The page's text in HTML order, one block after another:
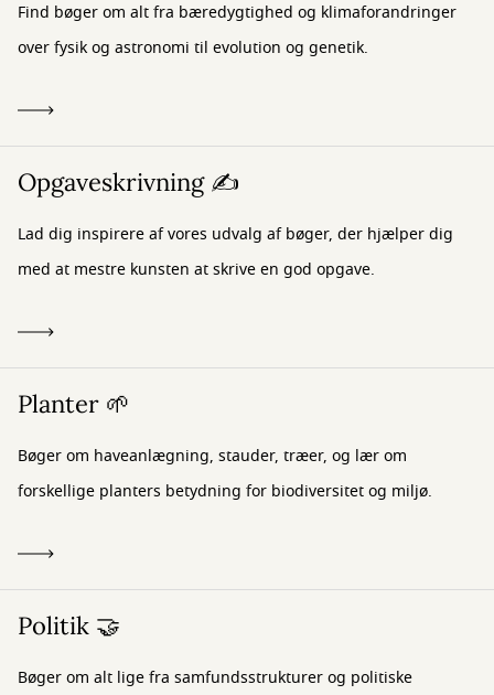
Find bøger om alt fra bæredygtighed og klimaforandringer
over fysik og astronomi til evolution og genetik.
Opgaveskrivning ✍️
Lad dig inspirere af vores udvalg af bøger, der hjælper dig
med at mestre kunsten at skrive en god opgave.
Planter 🌱
Bøger om haveanlægning, stauder, træer, og lær om
forskellige planters betydning for biodiversitet og miljø.
Politik 🤝
Bøger om alt lige fra samfundsstrukturer og politiske